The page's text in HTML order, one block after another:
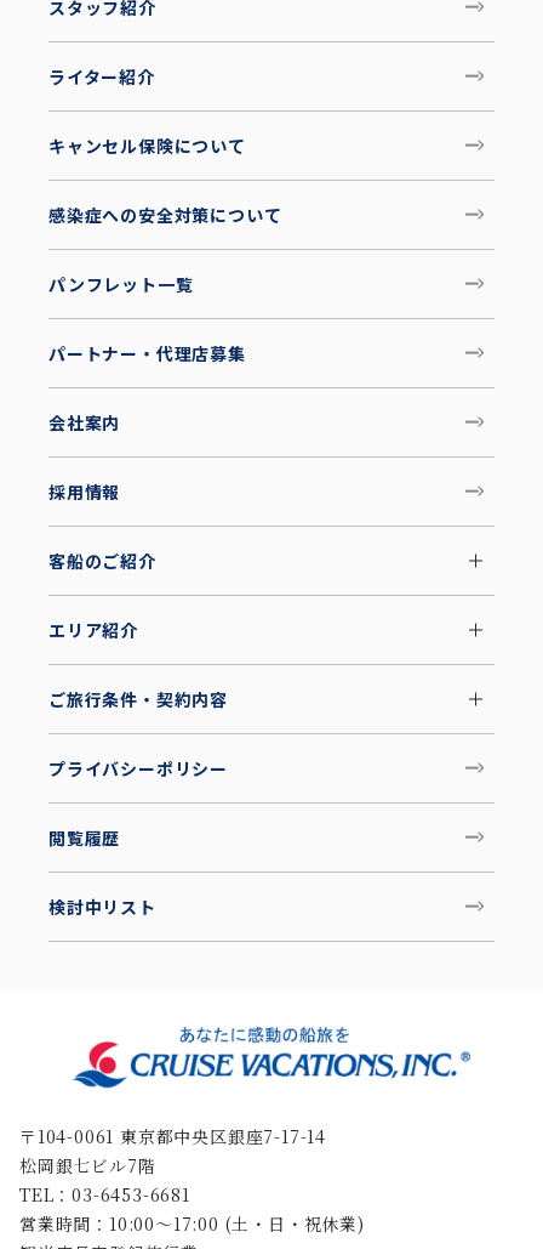
スタッフ紹介
ライター紹介
キャンセル保険について
感染症への安全対策について
パンフレット一覧
パートナー・代理店募集
会社案内
採用情報
客船のご紹介
エリア紹介
ご旅行条件・契約内容
プライバシーポリシー
閲覧履歴
検討中リスト
〒104-0061 東京都中央区銀座7-17-14
松岡銀七ビル7階
TEL：03-6453-6681
営業時間：10:00〜17:00 (土・日・祝休業)